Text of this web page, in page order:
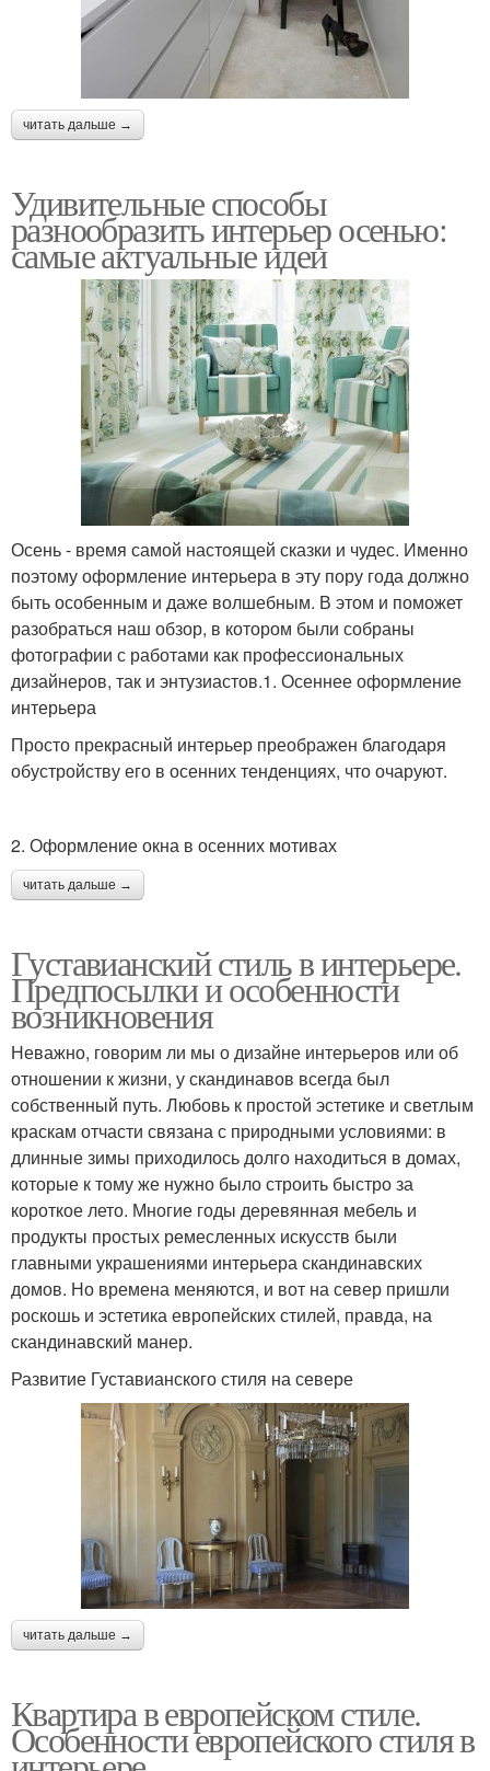
читать дальше →
Удивительные способы
разнообразить интерьер осенью:
самые актуальные идеи
Осень - время самой настоящей сказки и чудес. Именно
поэтому оформление интерьера в эту пору года должно
быть особенным и даже волшебным. В этом и поможет
разобраться наш обзор, в котором были собраны
фотографии с работами как профессиональных
дизайнеров, так и энтузиастов.1. Осеннее оформление
интерьера
Просто прекрасный интерьер преображен благодаря
обустройству его в осенних тенденциях, что очаруют.
2. Оформление окна в осенних мотивах
читать дальше →
Густавианский стиль в интерьере.
Предпосылки и особенности
возникновения
Неважно, говорим ли мы о дизайне интерьеров или об
отношении к жизни, у скандинавов всегда был
собственный путь. Любовь к простой эстетике и светлым
краскам отчасти связана с природными условиями: в
длинные зимы приходилось долго находиться в домах,
которые к тому же нужно было строить быстро за
короткое лето. Многие годы деревянная мебель и
продукты простых ремесленных искусств были
главными украшениями интерьера скандинавских
домов. Но времена меняются, и вот на север пришли
роскошь и эстетика европейских стилей, правда, на
скандинавский манер.
Развитие Густавианского стиля на севере
читать дальше →
Квартира в европейском стиле.
Особенности европейского стиля в